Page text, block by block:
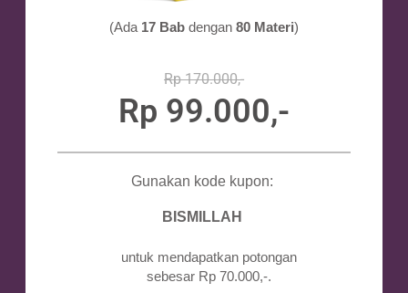
(Ada 17 Bab dengan 80 Materi)
Rp 170.000,-
Rp 99.000,-
Gunakan kode kupon:
BISMILLAH
untuk mendapatkan potongan
sebesar Rp 70.000,-.